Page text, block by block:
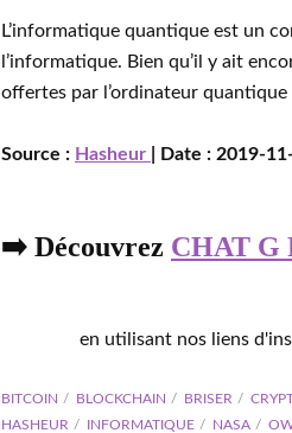
L’informatique quantique est un
l’informatique. Bien qu’il y ait
offertes par l’ordinateur
Source : Hasheur | Date : 2019-
➡️ Découvrez CHAT G
en utilisant nos liens
BITCOIN BLOCKCHAIN BRISER
HASHEUR
INFORMATIQUE NASA